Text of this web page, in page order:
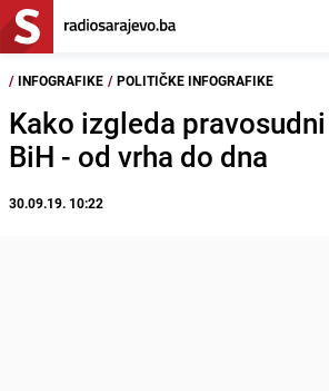
/ INFOGRAFIKE / POLITIČKE INFOGRAFIKE
Kako izgleda
BiH - od vrha do dna
30.09.19. 10:22